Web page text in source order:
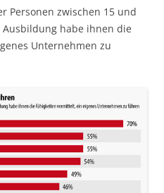
Personen zwischen 15 und
habe ihnen die
Unternehmen zu